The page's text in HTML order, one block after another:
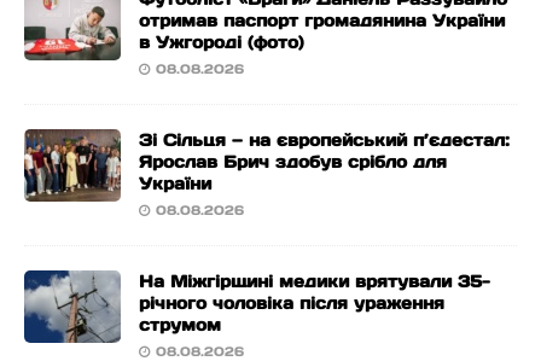
отримав паспорт громадянина України
в Ужгороді (фото)
08.08.2026
Зі Сільця — на європейський п’єдестал:
Ярослав Брич здобув срібло для
України
08.08.2026
На Міжгірщині медики врятували 35-
річного чоловіка після ураження
струмом
08.08.2026